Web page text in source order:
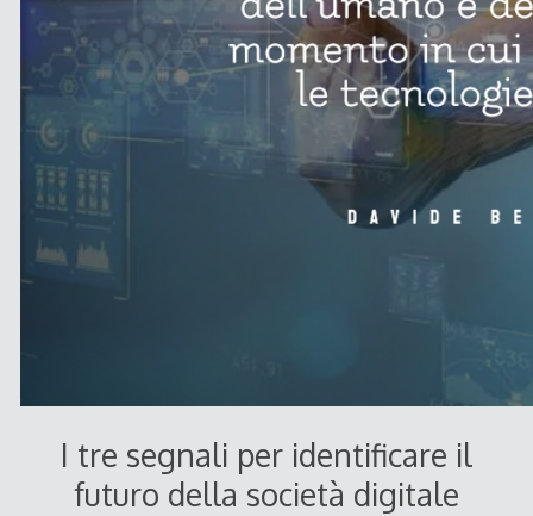
I tre segnali per identificare il
futuro della società digitale